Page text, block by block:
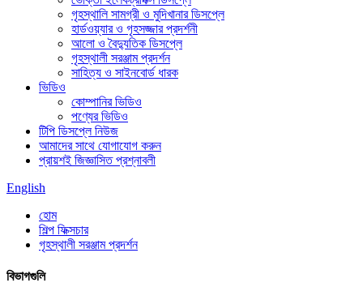
গৃহস্থালি সামগ্রী ও মুদিখানার ডিসপ্লে
হার্ডওয়্যার ও গৃহসজ্জার প্রদর্শনী
আলো ও বৈদ্যুতিক ডিসপ্লে
গৃহস্থালী সরঞ্জাম প্রদর্শন
সাহিত্য ও সাইনবোর্ড ধারক
ভিডিও
কোম্পানির ভিডিও
পণ্যের ভিডিও
টিপি ডিসপ্লে নিউজ
আমাদের সাথে যোগাযোগ করুন
প্রায়শই জিজ্ঞাসিত প্রশ্নাবলী
English
হোম
শিল্প ফিক্সচার
গৃহস্থালী সরঞ্জাম প্রদর্শন
বিভাগগুলি